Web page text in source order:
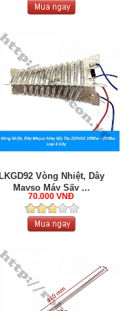
LKGD92 Vòng Nhiệt, Dây
Mayso Máy Sấy ...
70.000 VNĐ